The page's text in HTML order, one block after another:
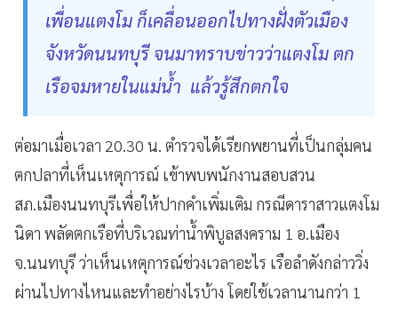
เพื่อนแตงโม ก็เคลื่อนออกไปทางฝั่งตัวเมือง
จังหวัดนนทบุรี จนมาทราบข่าวว่าแตงโม ตก
เรือจมหายในแม่น้ำ แล้วรู้สึกตกใจ
ต่อมาเมื่อเวลา 20.30 น. ตำรวจได้เรียกพยานที่เป็นกลุ่มคน
ตกปลาที่เห็นเหตุการณ์ เข้าพบพนักงานสอบสวน
สภ.เมืองนนทบุรีเพื่อให้ปากคำเพิ่มเติม กรณีดาราสาวแตงโม
นิดา พลัดตกเรือที่บริเวณท่าน้ำพิบูลสงคราม 1 อ.เมือง
จ.นนทบุรี ว่าเห็นเหตุการณ์ช่วงเวลาอะไร เรือลำดังกล่าววิ่ง
ผ่านไปทางไหนและทำอย่างไรบ้าง โดยใช้เวลานานกว่า 1